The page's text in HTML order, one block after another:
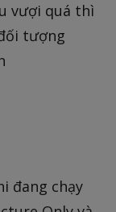
vượi quá thì
tượng
đang chạy